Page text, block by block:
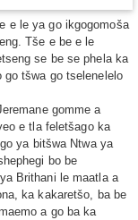
e le ya go ikgogomoša
Tše e be e le
se be se phela ka
go tšwa go tselenelelo
gomme a
e tla feletšago ka
ya bitšwa Ntwa ya
bo be
Brithani le maatla a
ka kakaretšo, ba be
a go ba ka